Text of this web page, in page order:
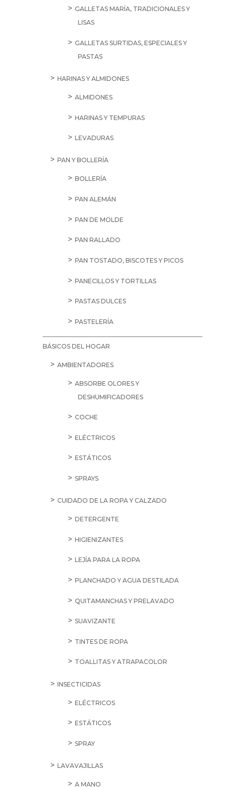
GALLETAS MARÍA, TRADICIONALES Y
LISAS
GALLETAS SURTIDAS, ESPECIALES Y
PASTAS
HARINAS Y ALMIDONES
ALMIDONES
HARINAS Y TEMPURAS
LEVADURAS
PAN Y BOLLERÍA
BOLLERÍA
PAN ALEMÁN
PAN DE MOLDE
PAN RALLADO
PAN TOSTADO, BISCOTES Y PICOS
PANECILLOS Y TORTILLAS
PASTAS DULCES
PASTELERÍA
BÁSICOS DEL HOGAR
AMBIENTADORES
ABSORBE OLORES Y
DESHUMIFICADORES
COCHE
ELÉCTRICOS
ESTÁTICOS
SPRAYS
CUIDADO DE LA ROPA Y CALZADO
DETERGENTE
HIGIENIZANTES
LEJÍA PARA LA ROPA
PLANCHADO Y AGUA DESTILADA
QUITAMANCHAS Y PRELAVADO
SUAVIZANTE
TINTES DE ROPA
TOALLITAS Y ATRAPACOLOR
INSECTICIDAS
ELÉCTRICOS
ESTÁTICOS
SPRAY
LAVAVAJILLAS
A MANO